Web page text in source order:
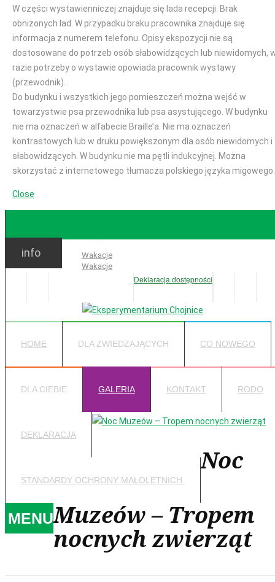
W części wystawienniczej znajduje się lada recepcji. Brak
obniżonych lad. W przypadku braku pracownika znajduje się
informacja z numerem telefonu. Opisy ekspozycji nie są
dostosowane do potrzeb osób słabowidzących lub niewidomych,
razie potrzeby o wystawie opowiada pracownik wystawy
(przewodnik).
Do budynku i wszystkich jego pomieszczeń można wejść w
towarzystwie psa przewodnika lub psa asystującego. W budynku
nie ma oznaczeń w alfabecie Braille’a. Nie ma oznaczeń
kontrastowych lub w druku powiększonym dla osób niewidomych i
słabowidzących. W budynku nie ma pętli indukcyjnej. Można
skorzystać z internetowego tłumacza polskiego języka migowego.
Close
Ważne:
Wakacje
Wakacje
Deklaracja dostępności
info
HOME DLA ZWIEDZAJĄCYCH CO NOWEGO
DLA CIEBIE GALERIA KONTAKT RODO
DEKLARACJA
STANDARDY OCHRONY MAŁOLETNICH
MENU
Noc
Muzeów – Tropem
nocnych zwierząt